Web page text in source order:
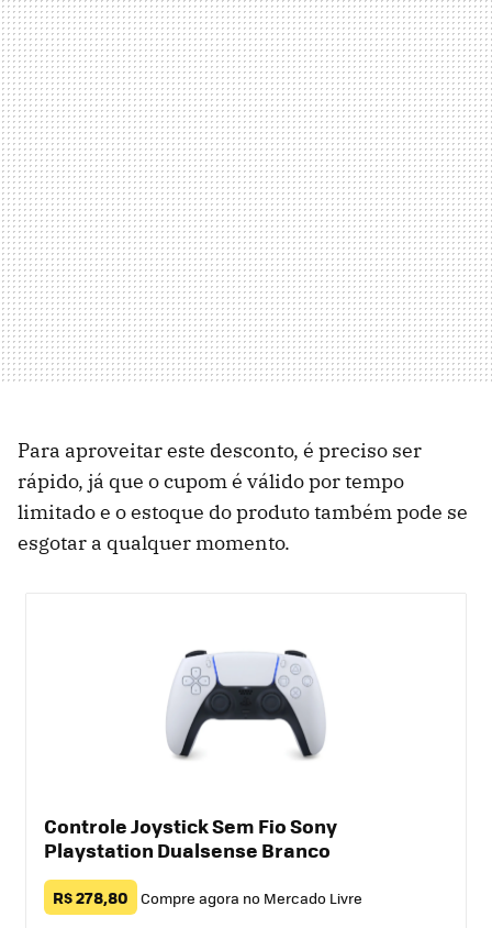
Para aproveitar este desconto, é preciso ser
rápido, já que o cupom é válido por tempo
limitado e o estoque do produto também pode se
esgotar a qualquer momento.
Controle Joystick Sem Fio Sony
Playstation Dualsense Branco
R$ 278,80 Compre agora no Mercado Livre